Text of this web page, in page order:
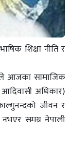
शिक्षा नीति र
आजका सामाजिक
अधिकार)
जीवन र
समग्र नेपाली